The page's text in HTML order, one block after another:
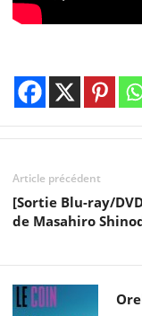
Article précédent
[Sortie Blu-ray/
de Masahiro